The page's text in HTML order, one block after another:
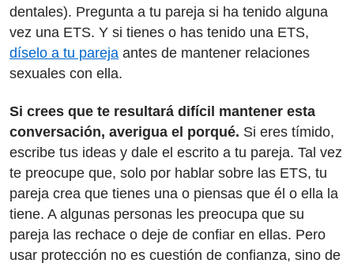
dentales). Pregunta a tu pareja si ha tenido alguna
vez una ETS. Y si tienes o has tenido una ETS,
díselo a tu pareja antes de mantener relaciones
sexuales con ella.
Si crees que te resultará difícil mantener esta
conversación, averigua el porqué. Si eres tímido,
escribe tus ideas y dale el escrito a tu pareja. Tal vez
te preocupe que, solo por hablar sobre las ETS, tu
pareja crea que tienes una o piensas que él o ella la
tiene. A algunas personas les preocupa que su
pareja las rechace o deje de confiar en ellas. Pero
usar protección no es cuestión de confianza, sino de